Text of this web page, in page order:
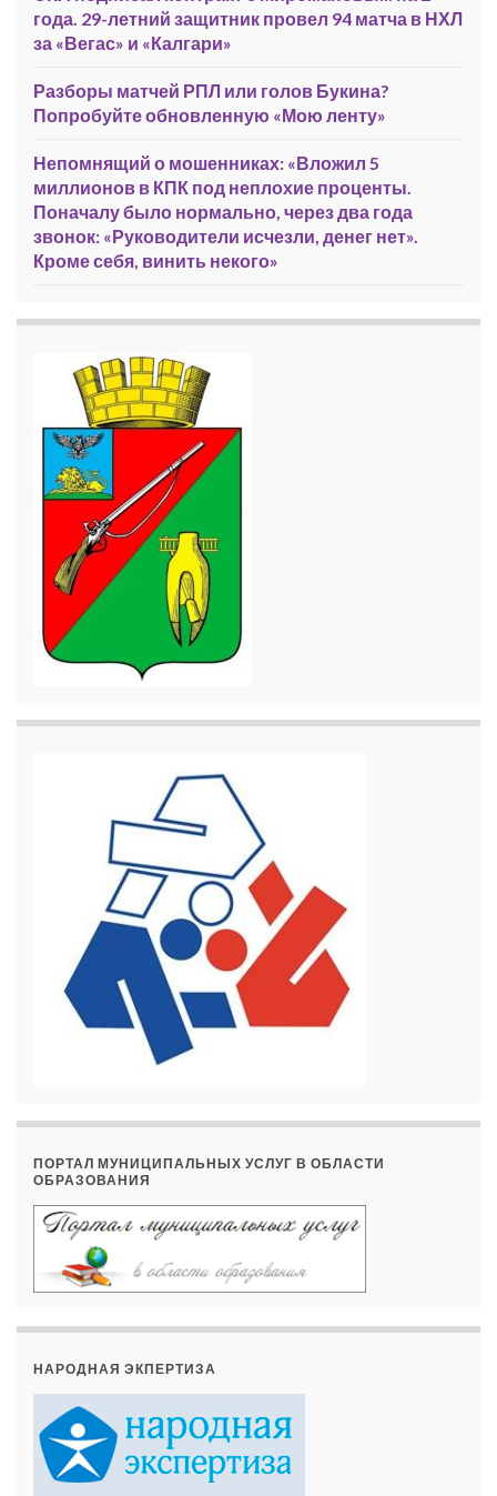
года. 29-летний защитник провел 94 матча в НХЛ
за «Вегас» и «Калгари»
Разборы матчей РПЛ или голов Букина?
Попробуйте обновленную «Мою ленту»
Непомнящий о мошенниках: «Вложил 5
миллионов в КПК под неплохие проценты.
Поначалу было нормально, через два года
звонок: «Руководители исчезли, денег нет».
Кроме себя, винить некого»
ПОРТАЛ МУНИЦИПАЛЬНЫХ УСЛУГ В ОБЛАСТИ
ОБРАЗОВАНИЯ
НАРОДНАЯ ЭКПЕРТИЗА